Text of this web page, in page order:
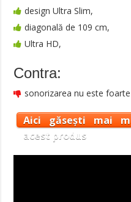
design Ultra Slim,
diagonală de 109 cm,
Ultra HD,
Contra:
sonorizarea nu este
Aici găsești mai
acest produs